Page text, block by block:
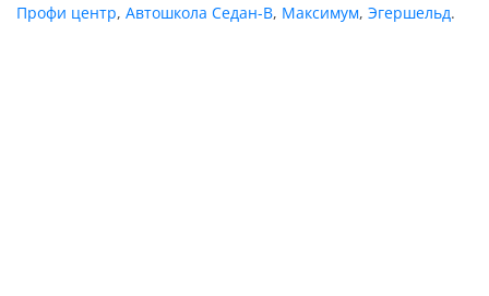
Профи центр, Автошкола Седан-В, Максимум, Эгершельд.